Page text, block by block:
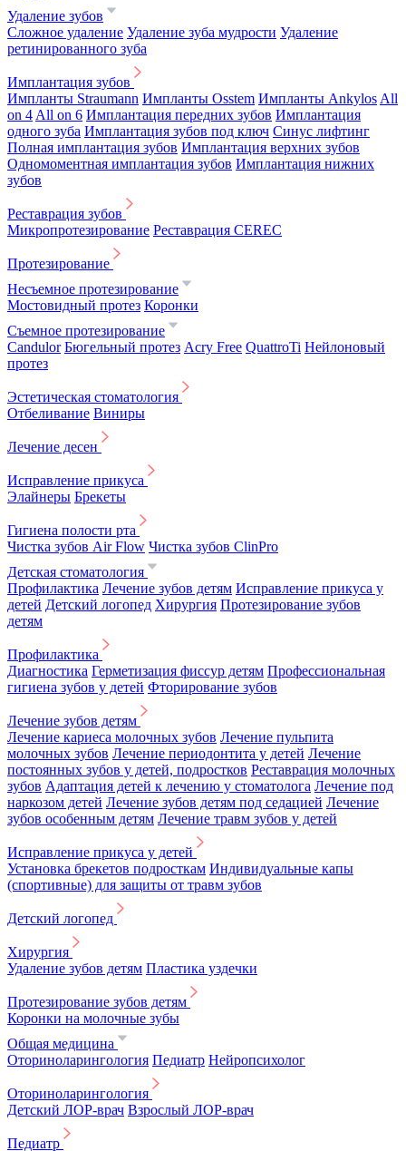
Удаление зубов
Сложное удаление Удаление зуба мудрости Удаление
ретинированного зуба
Имплантация зубов
Импланты Straumann Импланты Osstem Импланты Ankylos All
on 4 All on 6 Имплантация передних зубов Имплантация
одного зуба Имплантация зубов под ключ Синус лифтинг
Полная имплантация зубов Имплантация верхних зубов
Одномоментная имплантация зубов Имплантация нижних
зубов
Реставрация зубов
Микропротезирование Реставрация CEREC
Протезирование
Несъемное протезирование
Мостовидный протез Коронки
Съемное протезирование
Candulor Бюгельный протез Acry Free QuattroTi Нейлоновый
протез
Эстетическая стоматология
Отбеливание Виниры
Лечение десен
Исправление прикуса
Элайнеры Брекеты
Гигиена полости рта
Чистка зубов Air Flow Чистка зубов ClinPro
Детская стоматология
Профилактика Лечение зубов детям Исправление прикуса у
детей Детский логопед Хирургия Протезирование зубов
детям
Профилактика
Диагностика Герметизация фиссур детям Профессиональная
гигиена зубов у детей Фторирование зубов
Лечение зубов детям
Лечение кариеса молочных зубов Лечение пульпита
молочных зубов Лечение периодонтита у детей Лечение
постоянных зубов у детей, подростков Реставрация молочных
зубов Адаптация детей к лечению у стоматолога Лечение под
наркозом детей Лечение зубов детям под седацией Лечение
зубов особенным детям Лечение травм зубов у детей
Исправление прикуса у детей
Установка брекетов подросткам Индивидуальные капы
(спортивные) для защиты от травм зубов
Детский логопед
Хирургия
Удаление зубов детям Пластика уздечки
Протезирование зубов детям
Коронки на молочные зубы
Общая медицина
Оториноларингология Педиатр Нейропсихолог
Оториноларингология
Детский ЛОР-врач Взрослый ЛОР-врач
Педиатр